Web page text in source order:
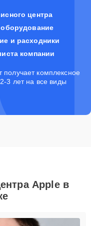
центра
и расходники
компании
комплексное
3 лет на все виды
Apple в